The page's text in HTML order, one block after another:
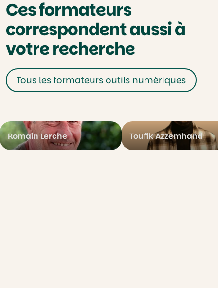
Ces formateurs
correspondent aussi à
votre recherche
Tous les formateurs outils numériques
Romain Lerche Toufik Azzemhand